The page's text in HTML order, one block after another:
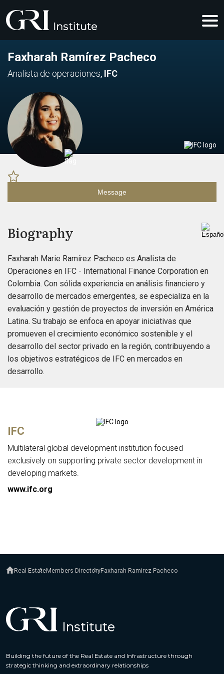
Faxharah Ramírez Pacheco
Analista de operaciones, IFC
Message
Biography
Faxharah Marie Ramírez Pacheco es Analista de
Operaciones en IFC - International Finance Corporation en
Colombia. Con sólida experiencia en análisis financiero y
desarrollo de mercados emergentes, se especializa en la
evaluación y gestión de proyectos de inversión en América
Latina. Su trabajo se enfoca en apoyar iniciativas que
promueven el crecimiento económico sostenible y el
desarrollo del sector privado en la región, contribuyendo a
los objetivos estratégicos de IFC en mercados en
desarrollo.
IFC
Multilateral global development institution focused
exclusively on supporting private sector development in
developing markets.
www.ifc.org
Real EstateMembers DirectoryFaxharah Ramirez Pacheco
Building the future of the Real Estate and Infrastructure through
strategic thinking and extraordinary relationships